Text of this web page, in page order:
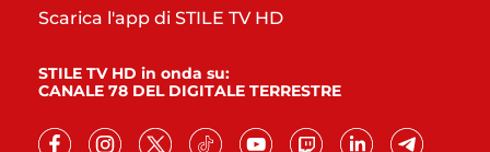
Scarica l'app di STILE TV HD
STILE TV HD in onda su:
CANALE 78 DEL DIGITALE TERRESTRE